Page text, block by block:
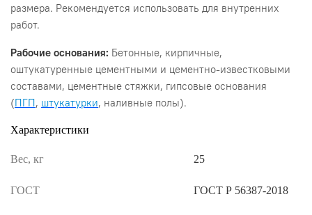
размера. Рекомендуется использовать для внутренних
работ.
Рабочие основания: Бетонные, кирпичные,
оштукатуренные цементными и цементно-известковыми
составами, цементные стяжки, гипсовые основания
(ПГП, штукатурки, наливные полы).
Характеристики
Вес, кг 25
ГОСТ ГОСТ Р 56387-2018